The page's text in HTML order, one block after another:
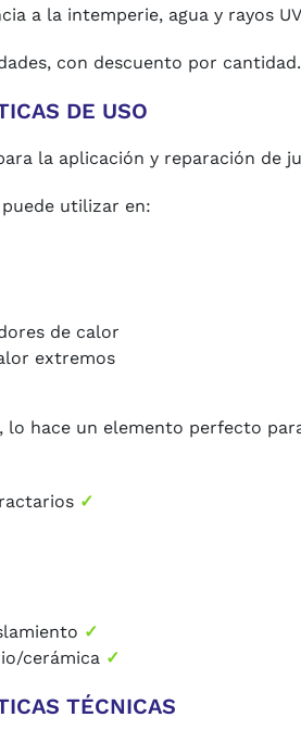
a la intemperie, agua y rayos
con descuento por cantidad.
DE USO
la aplicación y reparación de
utilizar en:
de calor
extremos
lo hace un elemento perfecto
✓
✓
cerámica ✓
TÉCNICAS